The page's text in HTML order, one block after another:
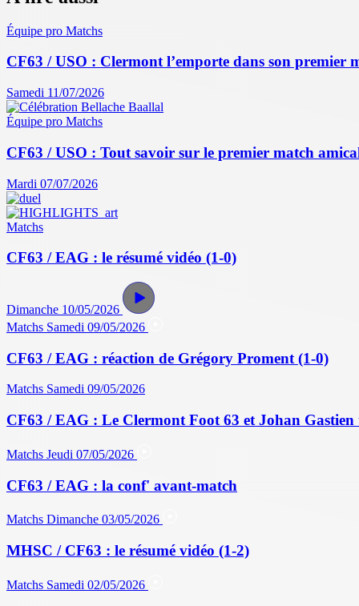
Équipe pro Matchs
CF63 / USO : Clermont l’emporte dans son premier
Samedi 11/07/2026
Équipe pro Matchs
CF63 / USO : Tout savoir sur le premier match
Mardi 07/07/2026
Matchs
CF63 / EAG : le résumé vidéo (1-0)
Dimanche 10/05/2026
Matchs Samedi 09/05/2026
CF63 / EAG : réaction de Grégory Proment (1-0)
Matchs Samedi 09/05/2026
CF63 / EAG : Le Clermont Foot 63 et Johan
Matchs Jeudi 07/05/2026
CF63 / EAG : la conf' avant-match
Matchs Dimanche 03/05/2026
MHSC / CF63 : le résumé vidéo (1-2)
Matchs Samedi 02/05/2026